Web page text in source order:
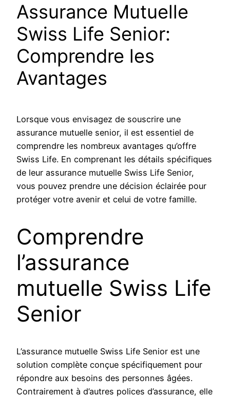
Assurance Mutuelle
Swiss Life Senior:
Comprendre les
Avantages
Lorsque vous envisagez de souscrire une
assurance mutuelle senior, il est essentiel de
comprendre les nombreux avantages qu’offre
Swiss Life. En comprenant les détails spécifiques
de leur assurance mutuelle Swiss Life Senior,
vous pouvez prendre une décision éclairée pour
protéger votre avenir et celui de votre famille.
Comprendre
l’assurance
mutuelle Swiss Life
Senior
L’assurance mutuelle Swiss Life Senior est une
solution complète conçue spécifiquement pour
répondre aux besoins des personnes âgées.
Contrairement à d’autres polices d’assurance, elle